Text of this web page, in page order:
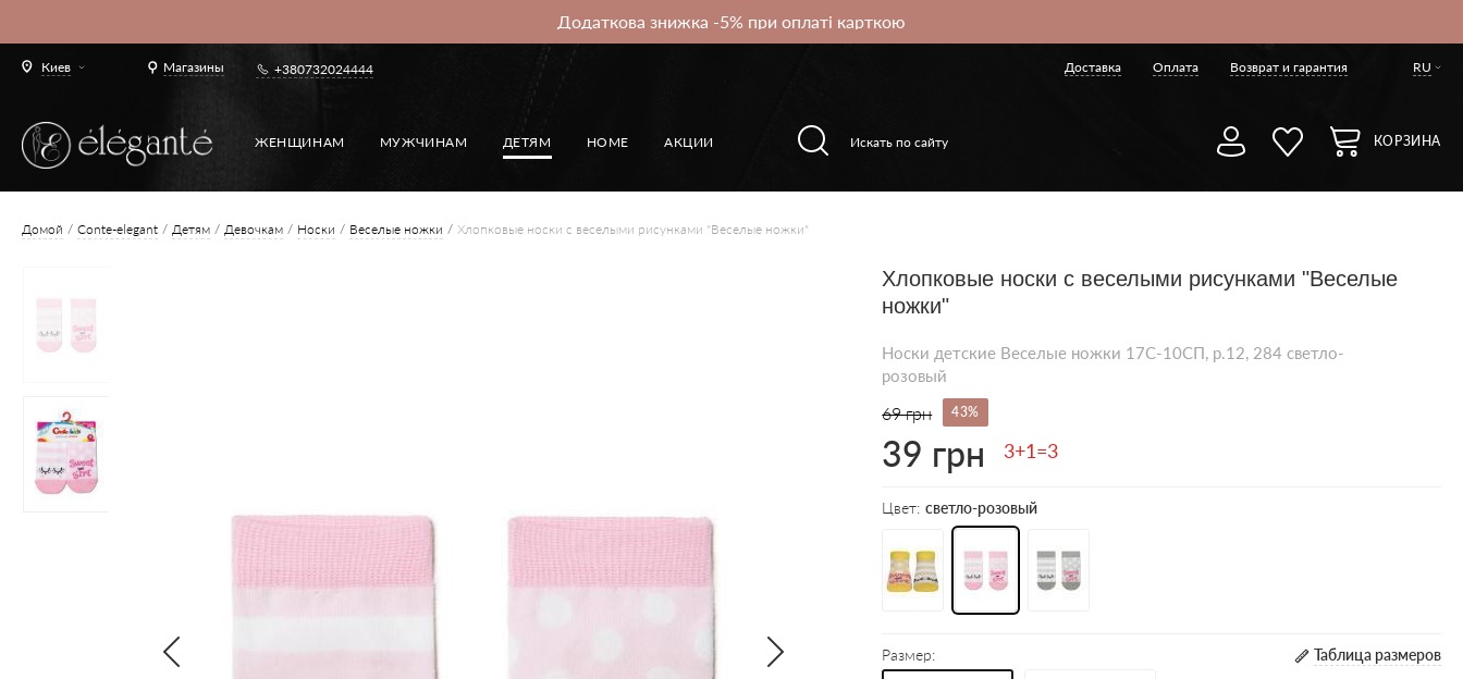
Додаткова знижка -5% при оплаті карткою
Киев Магазины +380732024444 Доставка Оплата Возврат и гарантия RU
ЖЕНЩИНАМ МУЖЧИНАМ ДЕТЯМ HOME АКЦИИ КОРЗИНА
Домой Conte-elegant Детям Девочкам Носки Веселые ножки Хлопковые носки с веселыми рисунками "Веселые ножки"
Хлопковые носки с веселыми рисунками "Веселые
ножки"
Носки детские Веселые ножки 17С-10СП, р.12, 284 светло-
розовый
69 грн 43%
39 грн 3+1=3
Цвет: светло-розовый
Размер: Таблица размеров